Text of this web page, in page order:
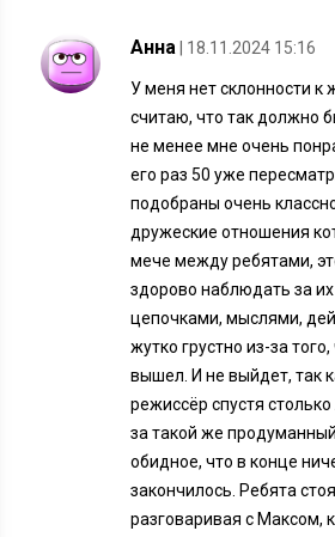
Анна | 18.11.2024 15:16
У меня нет склонности к
считаю, что так должно
не менее мне очень
его раз 50 уже
подобраны очень
дружеские отношения
мече между ребятами,
здорово наблюдать за
цепочками, мыслями,
жутко грустно из-за
вышел. И не выйдет, так
режиссёр спустя
за такой же
обидное, что в конце
закончилось. Ребята
разговаривая с Максом,